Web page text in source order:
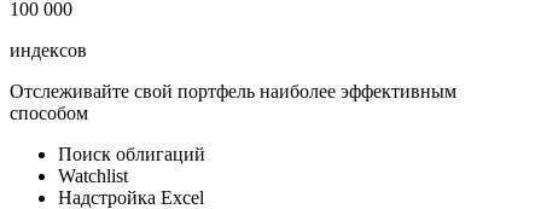
100 000
индексов
Отслеживайте свой портфель наиболее эффективным
способом
Поиск облигаций
Watchlist
Надстройка Excel